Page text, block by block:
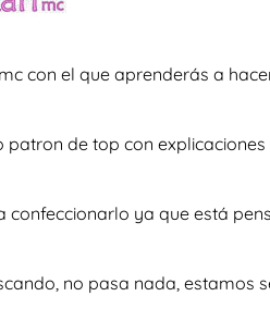
con el que aprenderás a
de top con
confeccionarlo ya que está
no pasa nada, estamos